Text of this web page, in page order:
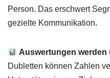
Person. Das erschwert
gezielte Kommunikation.
Auswertungen werden
Dubletten können Zahlen